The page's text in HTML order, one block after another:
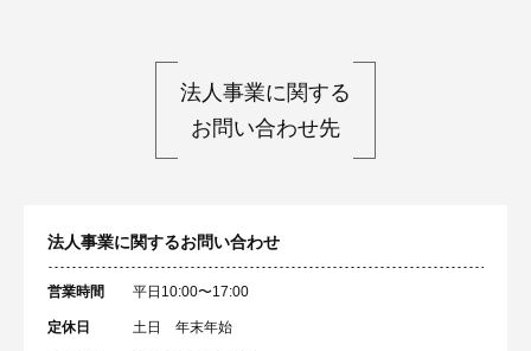
法人事業に関する
お問い合わせ先
法人事業に関するお問い合わせ
営業時間 平日10:00〜17:00
定休日 土日 年末年始